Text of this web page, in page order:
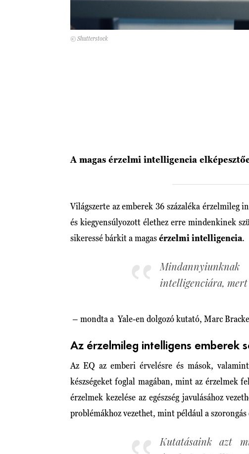
© Shutterstock
A magas érzelmi intelligencia
Világszerte az emberek 36 százaléka érzelmileg
és kiegyensúlyozott élethez erre mindenkinek
sikeressé bárkit a magasérzelmi intelligencia.
intelligenciára, mert
– mondta a Yale-en dolgozó kutató, Marc
Az érzelmileg intelligens emberek
Az EQ az emberi érvelésre és mások,
készségeket foglal magában, mint az érzelmek
érzelmek kezelése az egészség javulásához
problémákhoz vezethet, mint például a szorongás
Kutatásaink azt